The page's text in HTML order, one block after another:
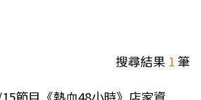
搜尋結果 1筆